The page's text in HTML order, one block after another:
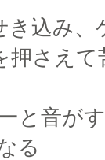
き込み
押さえ
と音が
る